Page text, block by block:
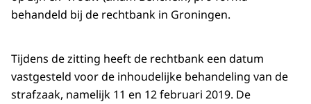
behandeld bij de rechtbank in Groningen.
Tijdens de zitting heeft de rechtbank een datum
vastgesteld voor de inhoudelijke behandeling van de
strafzaak, namelijk 11 en 12 februari 2019. De